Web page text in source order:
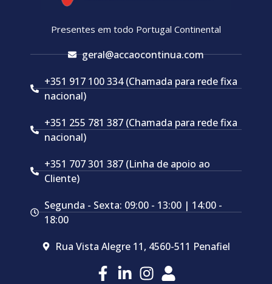
Presentes em todo Portugal Continental
geral@accaocontinua.com
+351 917 100 334 (Chamada para rede fixa
nacional)
+351 255 781 387 (Chamada para rede fixa
nacional)
+351 707 301 387 (Linha de apoio ao
Cliente)
Segunda - Sexta: 09:00 - 13:00 | 14:00 -
18:00
Rua Vista Alegre 11, 4560-511 Penafiel